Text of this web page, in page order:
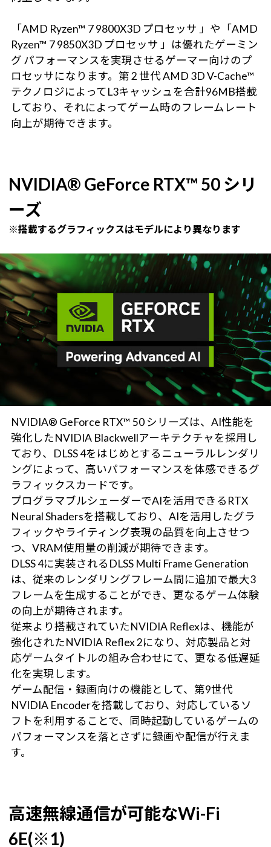
「AMD Ryzen™ 7 9800X3D プロセッサ 」や「AMD
Ryzen™ 7 9850X3D プロセッサ 」は優れたゲーミン
グ パフォーマンスを実現させるゲーマー向けのプ
ロセッサになります。第 2 世代 AMD 3D V-Cache™
テクノロジによってL3キャッシュを合計96MB搭載
しており、それによってゲーム時のフレームレート
向上が期待できます。
NVIDIA® GeForce RTX™ 50 シリ
ーズ
※搭載するグラフィックスはモデルにより異なります
NVIDIA® GeForce RTX™ 50 シリーズは、AI性能を
強化したNVIDIA Blackwellアーキテクチャを採用し
ており、DLSS 4をはじめとするニューラルレンダリ
ングによって、高いパフォーマンスを体感できるグ
ラフィックスカードです。
プログラマブルシェーダーでAIを活用できるRTX
Neural Shadersを搭載しており、AIを活用したグラ
フィックやライティング表現の品質を向上させつ
つ、VRAM使用量の削減が期待できます。
DLSS 4に実装されるDLSS Multi Frame Generation
は、従来のレンダリングフレーム間に追加で最大3
フレームを生成することができ、更なるゲーム体験
の向上が期待されます。
従来より搭載されていたNVIDIA Reflexは、機能が
強化されたNVIDIA Reflex 2になり、対応製品と対
応ゲームタイトルの組み合わせにて、更なる低遅延
化を実現します。
ゲーム配信・録画向けの機能として、第9世代
NVIDIA Encoderを搭載しており、対応しているソ
フトを利用することで、同時起動しているゲームの
パフォーマンスを落とさずに録画や配信が行えま
す。
高速無線通信が可能なWi-Fi
6E(※1)